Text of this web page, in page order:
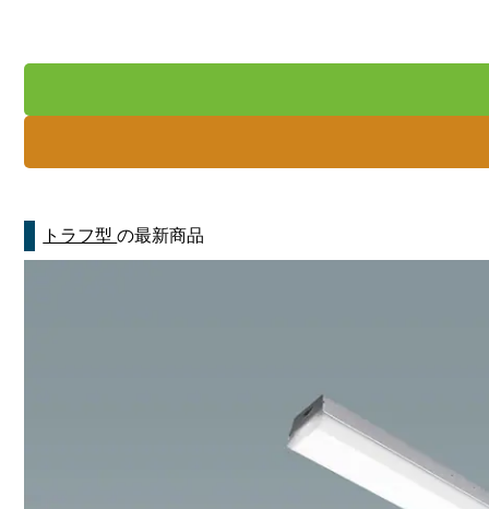
トラフ型の最新商品